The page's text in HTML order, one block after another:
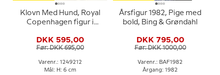
Klovn Med Hund, Royal
Copenhagen figur i
figurer
DKK 595,00
Før: DKK 695,00
Varenr.: 1249212
Mål: H: 6 cm
Årsfigur 1982, Pige med
bold, Bing & Grøndahl
DKK 795,00
Før: DKK 1000,00
Varenr.: BAF1982
Årgang: 1982